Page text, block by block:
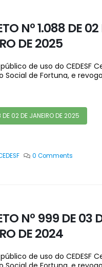
Nº 1.088 DE 02
DE 2025
de uso do CEDESF
Social de Fortuna, e
DE 02 DE JANEIRO DE 2025
0 Comments
Nº 999 DE 03
DE 2024
de uso do CEDESF